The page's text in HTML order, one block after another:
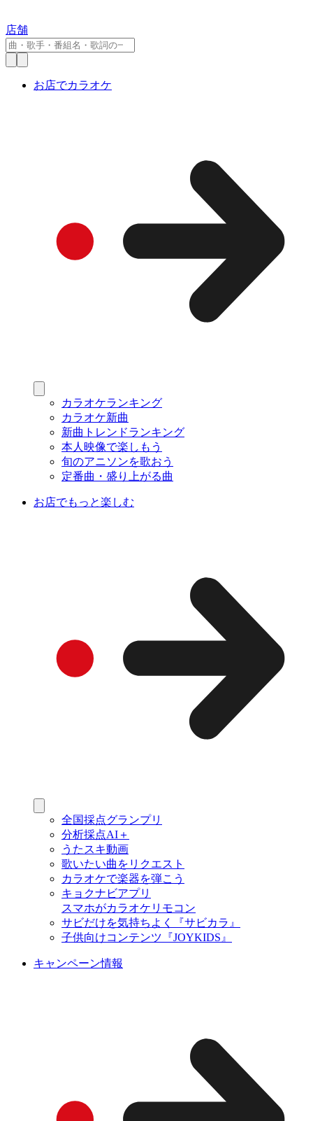
店舗
お店でカラオケ
カラオケランキング
カラオケ新曲
新曲トレンドランキング
本人映像で楽しもう
旬のアニソンを歌おう
定番曲・盛り上がる曲
お店でもっと楽しむ
全国採点グランプリ
分析採点AI＋
うたスキ動画
歌いたい曲をリクエスト
カラオケで楽器を弾こう
キョクナビアプリ
スマホがカラオケリモコン
サビだけを気持ちよく『サビカラ』
子供向けコンテンツ『JOYKIDS』
キャンペーン情報